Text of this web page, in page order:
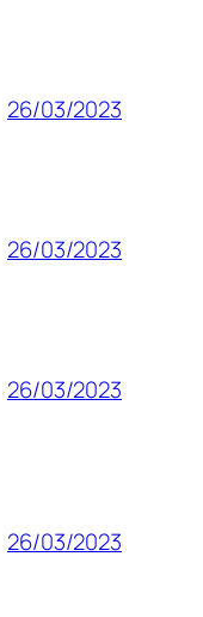
26/03/2023
26/03/2023
26/03/2023
26/03/2023